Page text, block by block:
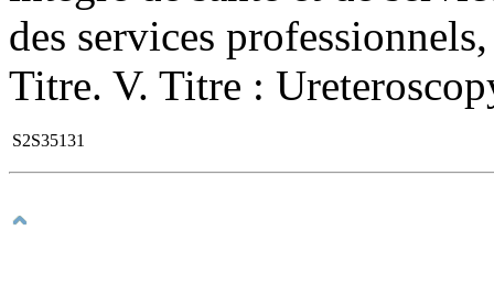
des services
Titre. V. Titre :
S2S35131